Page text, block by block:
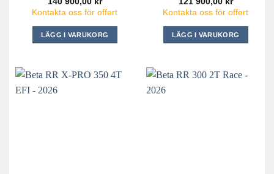
Kontakta oss för offert
LÄGG I VARUKORG
Kontakta oss för offert
LÄGG I VARUKORG